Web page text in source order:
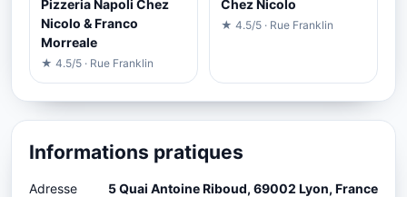
Pizzeria Napoli Chez
Nicolo & Franco
Morreale
★ 4.5/5 · Rue Franklin
Chez Nicolo
★ 4.5/5 · Rue Franklin
Informations pratiques
Adresse 5 Quai Antoine Riboud, 69002 Lyon, France